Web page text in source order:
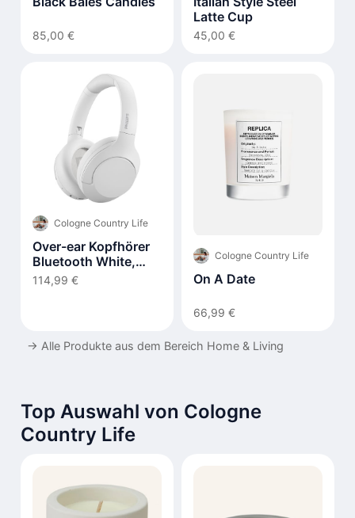
85,00 €
Latte Cup
45,00 €
Cologne Country Life
Over-ear Kopfhörer
Bluetooth White,
TAH8506WT/00
114,99 €
Cologne Country Life
On A Date
66,99 €
→ Alle Produkte aus dem Bereich Home & Living
Top Auswahl von Cologne
Country Life